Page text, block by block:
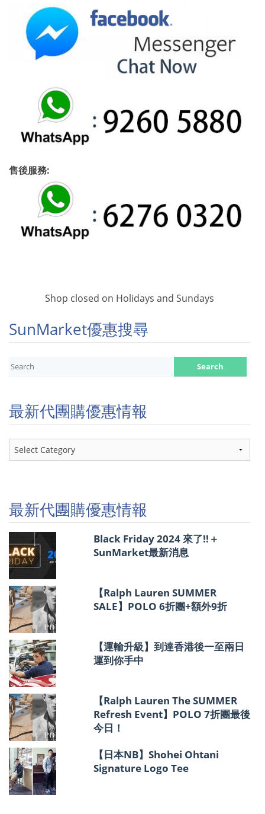
售後服務:
Shop closed on Holidays and Sundays
SunMarket優惠搜尋
最新代團購優惠情報
最
新
優
惠
情
報
最新代團購優惠情報
Black Friday 2024 來了!!＋
SunMarket最新消息
【Ralph Lauren SUMMER
SALE】POLO 6折團+額外9折
【運輸升級】到達香港後一至兩日
運到你手中
【Ralph Lauren The SUMMER
Refresh Event】POLO 7折團最後
今日！
【日本NB】Shohei Ohtani
Signature Logo Tee